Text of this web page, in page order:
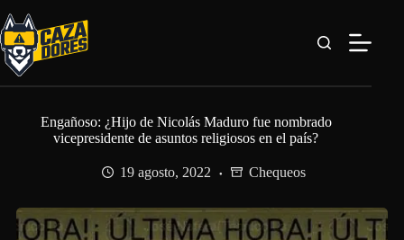
al
contenido
Engañoso: ¿Hijo de Nicolás Maduro fue nombrado
vicepresidente de asuntos religiosos en el país?
19 agosto, 2022 Chequeos